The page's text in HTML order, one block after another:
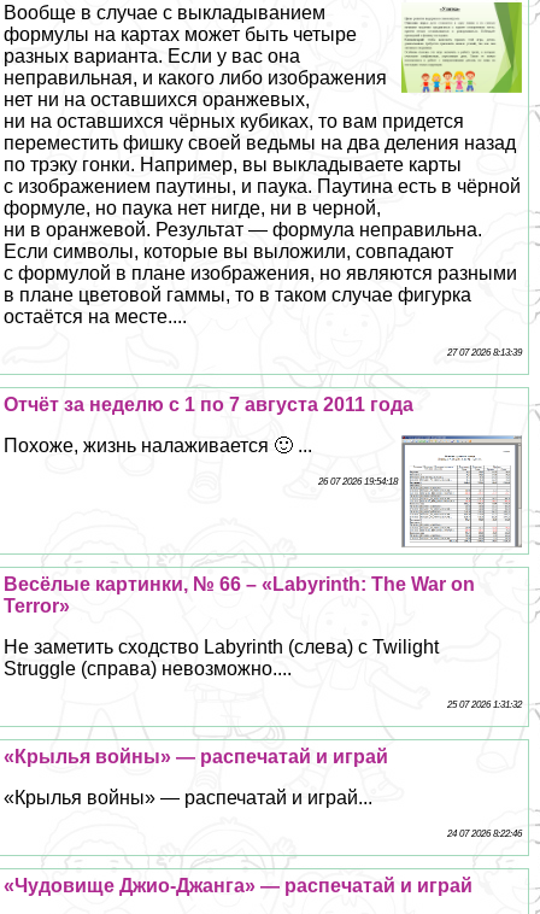
Вообще в случае с выкладыванием
формулы на картах может быть четыре
разных варианта. Если у вас она
неправильная, и какого либо изображения
нет ни на оставшихся оранжевых,
ни на оставшихся чёрных кубиках, то вам придется
переместить фишку своей ведьмы на два деления назад
по трэку гонки. Например, вы выкладываете карты
с изображением паутины, и паука. Паутина есть в чёрной
формуле, но паука нет нигде, ни в черной,
ни в оранжевой. Результат — формула неправильна.
Если символы, которые вы выложили, совпадают
с формулой в плане изображения, но являются разными
в плане цветовой гаммы, то в таком случае фигурка
остаётся на месте....
27 07 2026 8:13:39
Отчёт за неделю с 1 по 7 августа 2011 года
Похоже, жизнь налаживается 🙂 ...
26 07 2026 19:54:18
Весёлые картинки, № 66 – «Labyrinth: The War on
Terror»
Не заметить сходство Labyrinth (слева) с Twilight
Struggle (справа) невозможно....
25 07 2026 1:31:32
«Крылья войны» — распечатай и играй
«Крылья войны» — распечатай и играй...
24 07 2026 8:22:46
«Чудовище Джио-Джанга» — распечатай и играй